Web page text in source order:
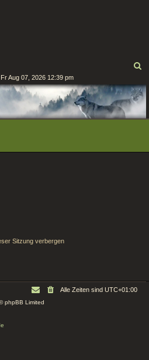
c
e
Aug 07, 2026 12:39 pm
Sitzung verbergen
Alle Zeiten sind UTC+01:00
phpBB Limited